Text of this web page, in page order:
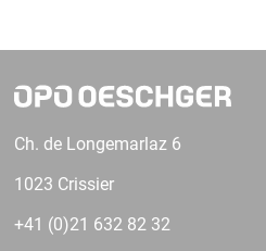
Ch. de Longemarlaz 6
1023 Crissier
+41 (0)21 632 82 32